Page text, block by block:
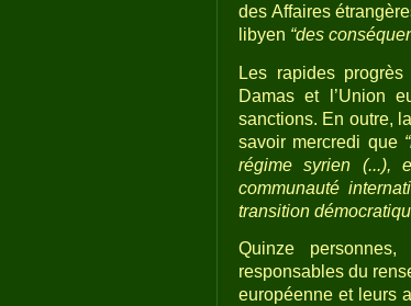
des Affaires
libyen “des
Les rapides
Damas et l’Union
sanctions. En outre,
savoir mercredi que
régime syrien (...),
communauté
transition
Quinze
responsables du
européenne et leurs